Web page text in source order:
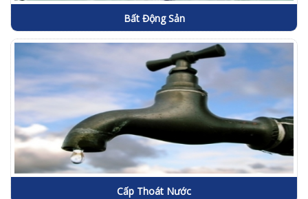
Bất Động Sản
Cấp Thoát Nước